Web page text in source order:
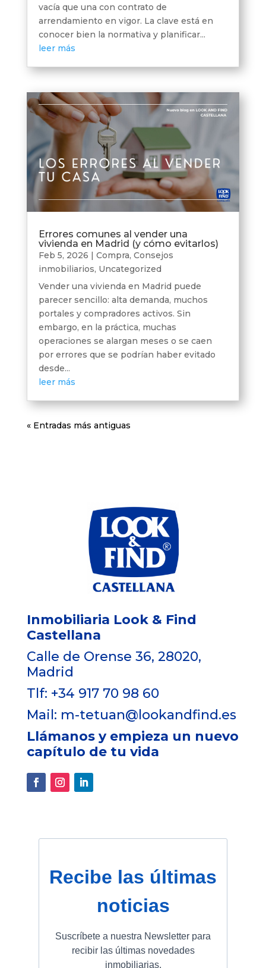
vacía que una con contrato de
arrendamiento en vigor. La clave está en
conocer bien la normativa y planificar...
leer más
Errores comunes al vender una
vivienda en Madrid (y cómo evitarlos)
Feb 5, 2026 | Compra, Consejos
inmobiliarios, Uncategorized
Vender una vivienda en Madrid puede
parecer sencillo: alta demanda, muchos
portales y compradores activos. Sin
embargo, en la práctica, muchas
operaciones se alargan meses o se caen
por errores que se podrían haber evitado
desde...
leer más
« Entradas más antiguas
Inmobiliaria Look & Find
Castellana
Calle de Orense 36, 28020,
Madrid
Tlf: +34 917 70 98 60
Mail: m-tetuan@lookandfind.es
Llámanos y empieza un nuevo
capítulo de tu vida